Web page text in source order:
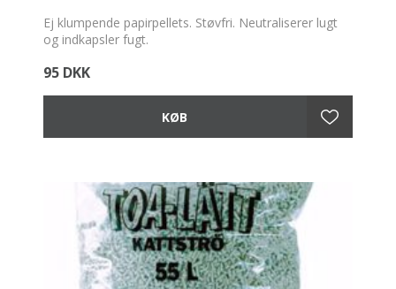
Ej klumpende papirpellets. Støvfri. Neutraliserer lugt
og indkapsler fugt.
95 DKK